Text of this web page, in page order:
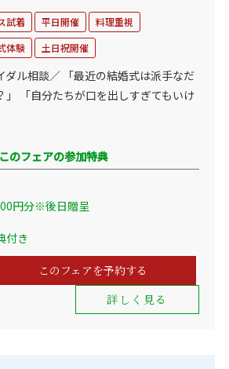
試着 平日開催
料理重視
体験 土日祝開催
ダル相談／ 「最近の結婚式は派手なだ
」 「自分たちが口を出しすぎてもいけ
このフェアの参加特典
円分※後日贈呈
付き
このフェアを予約する
詳しく見る